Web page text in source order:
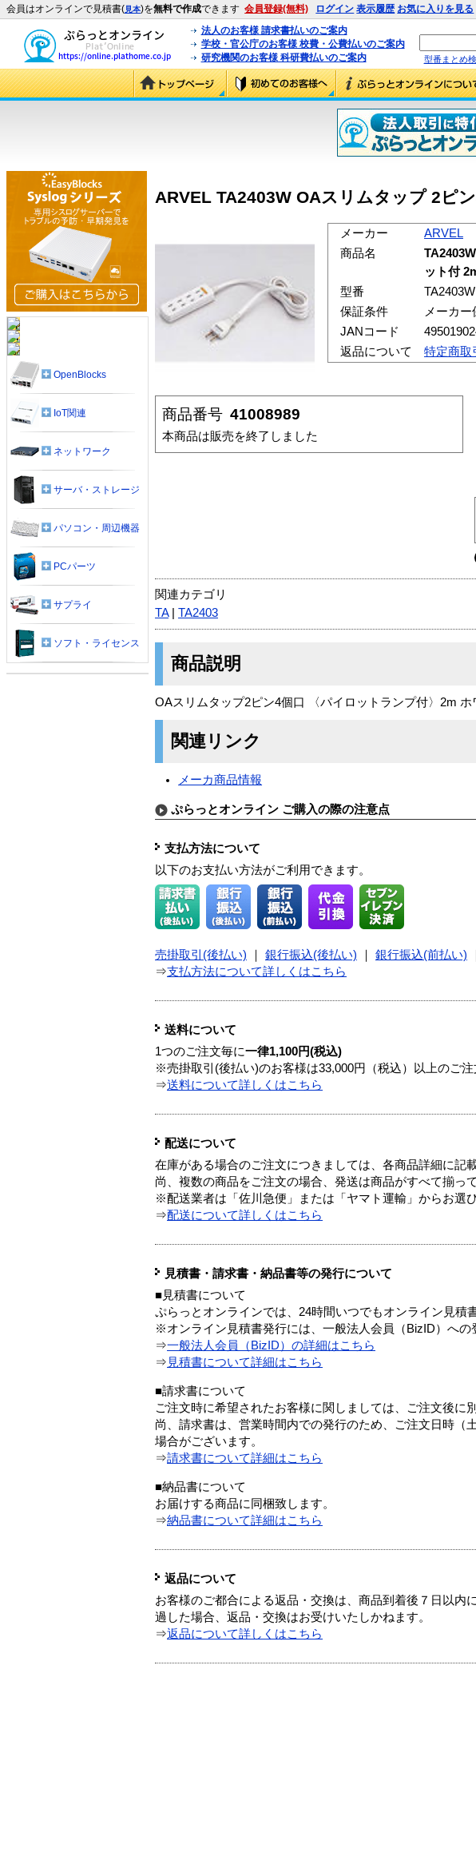
会員はオンラインで見積書(見本)を無料で作成できます 会員登録(無料) ログイン 表示履歴 お気に入りを見る
法人のお客様 請求書払いのご案内
学校・官公庁のお客様 校費・公費払いのご案内
研究機関のお客様 科研費払いのご案内
型番まとめ
ARVEL TA2403W OAスリムタップ 2ピ
メーカー
ARVEL
商品名
ット付
型番
TA2403W
保証条件
メーカー
JANコード
返品について
特定商取
商品番号 41008989
本商品は販売を終了しました
関連カテゴリ
TA| TA2403
商品説明
OAスリムタップ2ピン4個口 〈パイロットランプ付〉2m ホ
関連リンク
メーカ商品情報
ぷらっとオンライン ご購入の際の注意点
支払方法について
以下のお支払い方法がご利用できます。
売掛取引(後払い) 銀行振込(後払い) 銀行振込(前払い)
⇒支払方法について詳しくはこちら
送料について
1つのご注文毎に一律1,100円(税込)
※売掛取引(後払い)のお客様は33,000円（税込）以上のご注
⇒送料について詳しくはこちら
配送について
在庫がある場合のご注文につきましては、各商品詳細に記
尚、複数の商品をご注文の場合、発送は商品がすべて揃っ
※配送業者は「佐川急便」または「ヤマト運輸」からお選
⇒配送について詳しくはこちら
見積書・請求書・納品書等の発行について
■見積書について
ぷらっとオンラインでは、24時間いつでもオンライン見積
※オンライン見積書発行には、一般法人会員（BizID）への
⇒一般法人会員（BizID）の詳細はこちら
⇒ 見積書について詳細はこちら
■請求書について
ご注文時に希望されたお客様に関しましては、ご注文後に
尚、請求書は、営業時間内での発行のため、ご注文日時（
場合がございます。
⇒請求書について詳細はこちら
■納品書について
お届けする商品に同梱致します。
⇒納品書について詳細はこちら
返品について
お客様のご都合による返品・交換は、商品到着後７日以内
過した場合、返品・交換はお受けいたしかねます。
⇒返品について詳しくはこちら
OpenBlocks
IoT関連
ネットワーク
サーバ・ストレージ
パソコン・周辺機器
PCパーツ
サプライ
ソフト・ライセンス